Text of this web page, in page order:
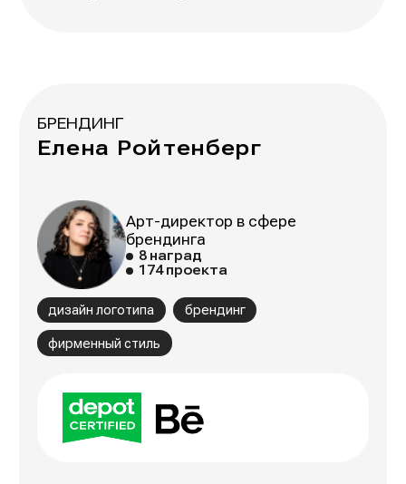
БРЕНДИНГ
Елена Ройтенберг
Арт-директор в сфере
брендинга
8 наград
174 проекта
дизайн логотипа брендинг
фирменный стиль